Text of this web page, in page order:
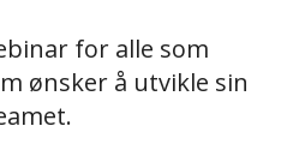
for alle som
ønsker å utvikle sin